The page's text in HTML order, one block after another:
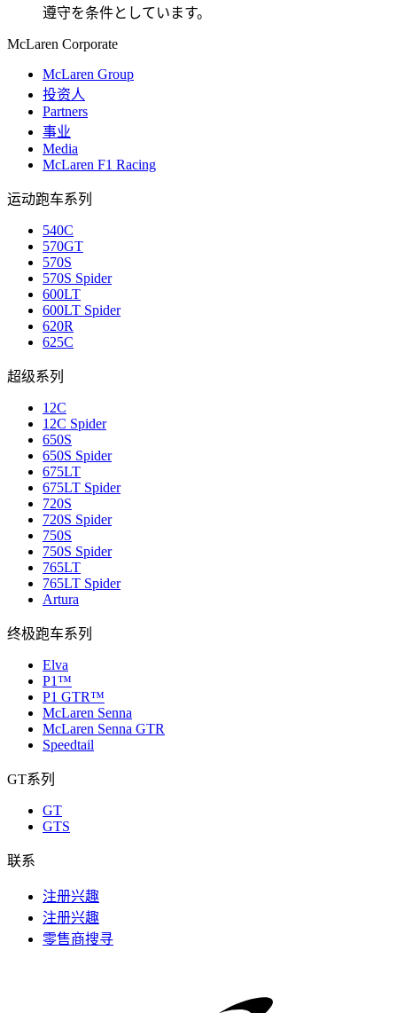
遵守を条件としています。
McLaren Corporate
McLaren Group
投资人
Partners
事业
Media
McLaren F1 Racing
运动跑车系列
540C
570GT
570S
570S Spider
600LT
600LT Spider
620R
625C
超级系列
12C
12C Spider
650S
650S Spider
675LT
675LT Spider
720S
720S Spider
750S
750S Spider
765LT
765LT Spider
Artura
终极跑车系列
Elva
P1™
P1 GTR™
McLaren Senna
McLaren Senna GTR
Speedtail
GT系列
GT
GTS
联系
注册兴趣
注册兴趣
零售商搜寻